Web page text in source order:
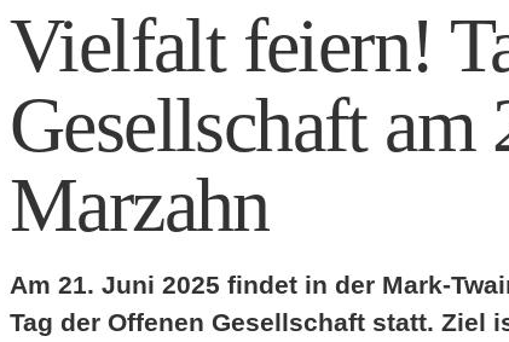
Vielfalt feiern!
Gesellschaft am
Marzahn
Am 21. Juni 2025 findet in der Mark-
Tag der Offenen Gesellschaft statt. Ziel